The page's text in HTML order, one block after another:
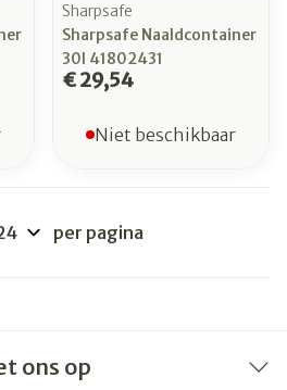
Sharpsafe
Sharpsafe Naaldcontainer
30l 41802431
€ 29,54
Niet beschikbaar
per pagina
ons op